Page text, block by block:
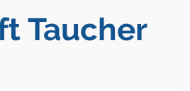
Taucher